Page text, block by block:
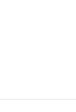
5 z 5, počet